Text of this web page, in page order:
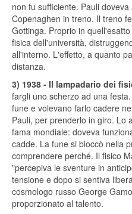
non fu sufficiente. Pauli
Copenaghen in treno. Il treno
Gottinga. Proprio in
fisica dell'università,
all'interno. L'effetto, a quanto
distanza.
3) 1938 - Il lampadario dei
fargli uno scherzo ad una
fune e volevano farlo cadere
Pauli, per prenderlo in giro. Lo
fama mondiale: doveva
cadde. La fune si bloccò nella
comprendere perché. Il fisico
"percepiva le sventure in
tensione e dopo si sentiva
cosmologo russo George
proporzionato al talento.